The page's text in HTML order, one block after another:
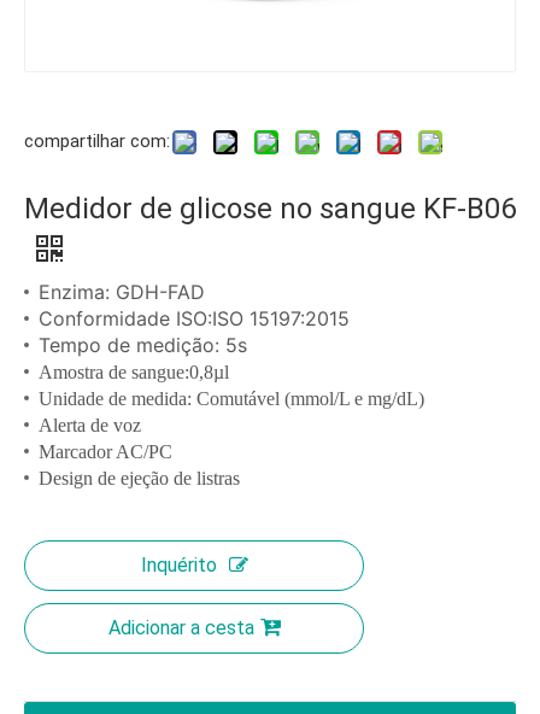
compartilhar com:
Medidor de glicose no sangue KF-B06
Enzima: GDH-FAD
Conformidade ISO:ISO 15197:2015
Tempo de medição: 5s
Amostra de sangue:0,8µl
Unidade de medida: Comutável (mmol/L e mg/dL)
Alerta de voz
Marcador AC/PC
Design de ejeção de listras
Inquérito
Adicionar a cesta